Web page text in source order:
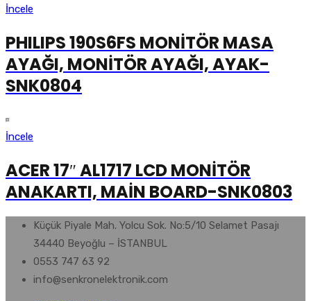
İncele
PHILIPS 190S6FS MONİTÖR MASA
AYAĞI, MONİTÖR AYAĞI, AYAK-
SNK0804
İncele
ACER 17″ AL1717 LCD MONİTÖR
ANAKARTI, MAİN BOARD-SNK0803
Küçük Piyale Mah. Yolcu Sok. No:5/10 Selamet Pasajı
34440 Beyoğlu – İSTANBUL
0553 747 63 92
info@senkronelektronik.com